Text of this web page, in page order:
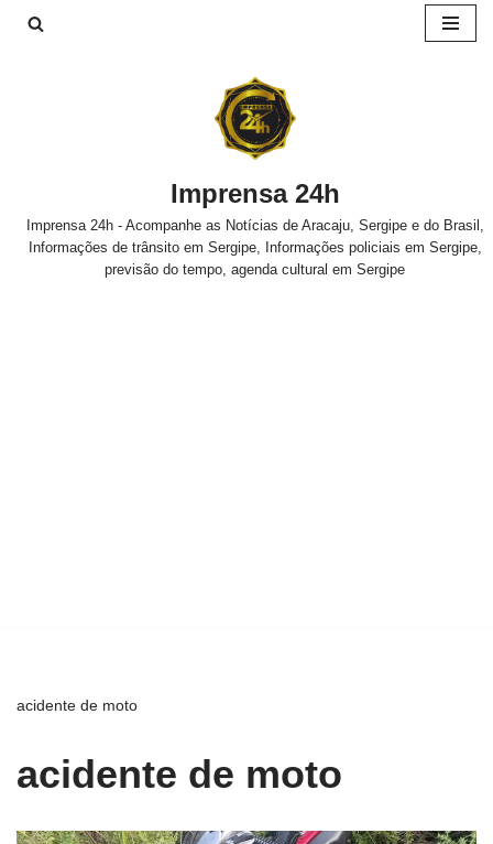
Imprensa 24h
Imprensa 24h - Acompanhe as Notícias de Aracaju, Sergipe e do Brasil,
Informações de trânsito em Sergipe, Informações policiais em Sergipe,
previsão do tempo, agenda cultural em Sergipe
acidente de moto
acidente de moto